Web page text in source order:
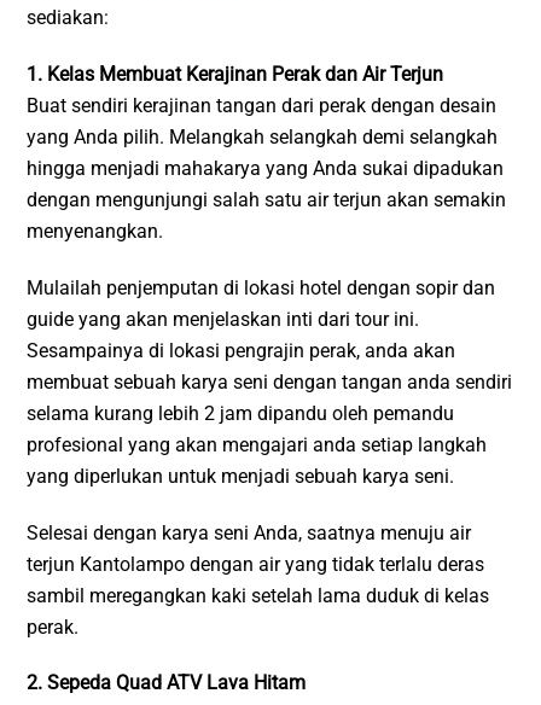
sediakan:
1. Kelas Membuat Kerajinan Perak dan Air Terjun
Buat sendiri kerajinan tangan dari perak dengan desain
yang Anda pilih. Melangkah selangkah demi selangkah
hingga menjadi mahakarya yang Anda sukai dipadukan
dengan mengunjungi salah satu air terjun akan semakin
menyenangkan.
Mulailah penjemputan di lokasi hotel dengan sopir dan
guide yang akan menjelaskan inti dari tour ini.
Sesampainya di lokasi pengrajin perak, anda akan
membuat sebuah karya seni dengan tangan anda sendiri
selama kurang lebih 2 jam dipandu oleh pemandu
profesional yang akan mengajari anda setiap langkah
yang diperlukan untuk menjadi sebuah karya seni.
Selesai dengan karya seni Anda, saatnya menuju air
terjun Kantolampo dengan air yang tidak terlalu deras
sambil meregangkan kaki setelah lama duduk di kelas
perak.
2. Sepeda Quad ATV Lava Hitam